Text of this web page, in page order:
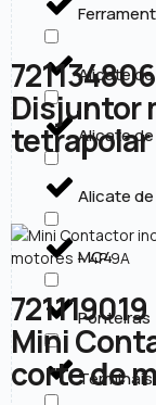
Alicate
Alicate
Alicate
MC4
Ponteiras
Terminais
721134806
Disjuntor
tetrapolar
721119019
Mini
corte de